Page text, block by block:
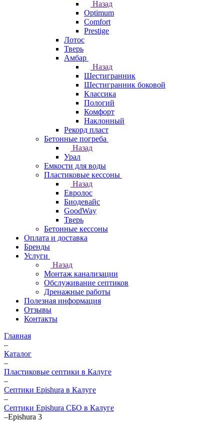
Назад
Optimum
Comfort
Prestige
Лотос
Тверь
Амбар
Назад
Шестигранник
Шестигранник боковой
Классика
Пологий
Комфорт
Наклонный
Рекорд пласт
Бетонные погреба
Назад
Урал
Емкости для воды
Пластиковые кессоны
Назад
Евролос
Биодевайс
GoodWay
Тверь
Бетонные кессоны
Оплата и доставка
Бренды
Услуги
Назад
Монтаж канализации
Обслуживание септиков
Дренажные работы
Полезная информация
Отзывы
Контакты
Главная
–
Каталог
–
Пластиковые септики в Калуге
–
Септики Epishura в Калуге
–
Септики Epishura СБО в Калуге
–Epishura 3